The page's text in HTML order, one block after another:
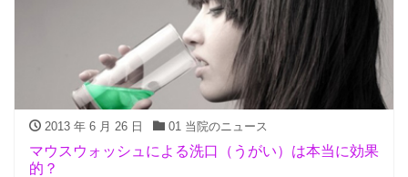
2013 年 6 月 26 日 01 当院のニュース
マウスウォッシュによる洗口（うがい）は本当に効果
的？